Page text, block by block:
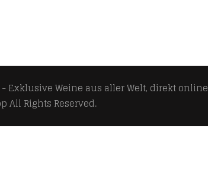
Exklusive Weine aus aller Welt, direkt online
All Rights Reserved.